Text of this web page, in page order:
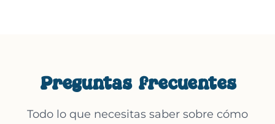
Preguntas frecuentes
Todo lo que necesitas saber sobre cómo